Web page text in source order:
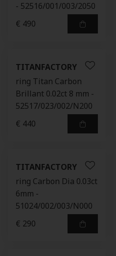
- 52516/001/003/2050
€ 490
TITANFACTORY
ring Titan Carbon
Brillant 0.02ct 8 mm -
52517/023/002/N200
€ 440
TITANFACTORY
ring Carbon Dia 0.03ct
6mm -
51024/002/003/N000
€ 290